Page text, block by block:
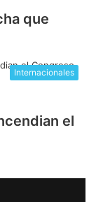
que
Internacionales
el